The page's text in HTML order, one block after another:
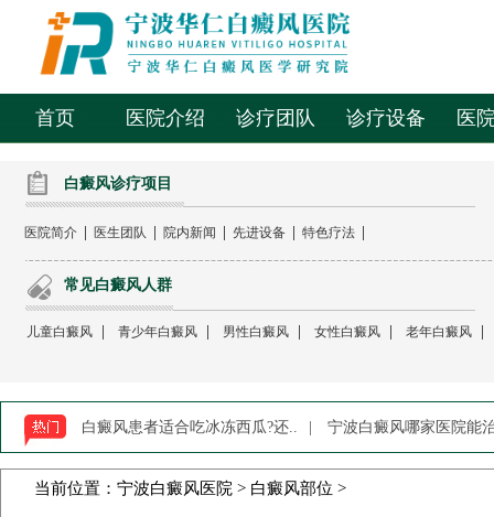
首页 医院介绍 诊疗团队 诊疗设备 医
白癜风诊疗项目
常见白癜风人群
医院简介 医生团队 院内新闻 先进设备 特色疗法
儿童白癜风 青少年白癜风 男性白癜风 女性白癜风 老年白癜风
白癜风患者适合吃冰冻西瓜?还.. 宁波白癜风哪家医院能
当前位置： 宁波白癜风医院 > 白癜风部位 >